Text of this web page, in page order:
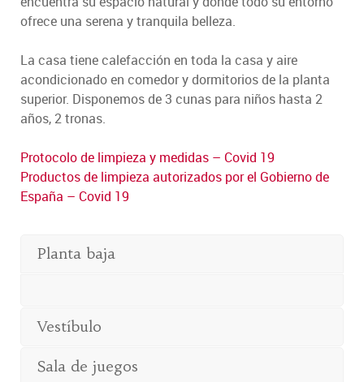
ofrece una serena y tranquila belleza.
La casa tiene calefacción en toda la casa y aire
acondicionado en comedor y dormitorios de la planta
superior. Disponemos de 3 cunas para niños hasta 2
años, 2 tronas.
Protocolo de limpieza y medidas – Covid 19
Productos de limpieza autorizados por el Gobierno de
España – Covid 19
Planta baja
Vestíbulo
Sala de juegos